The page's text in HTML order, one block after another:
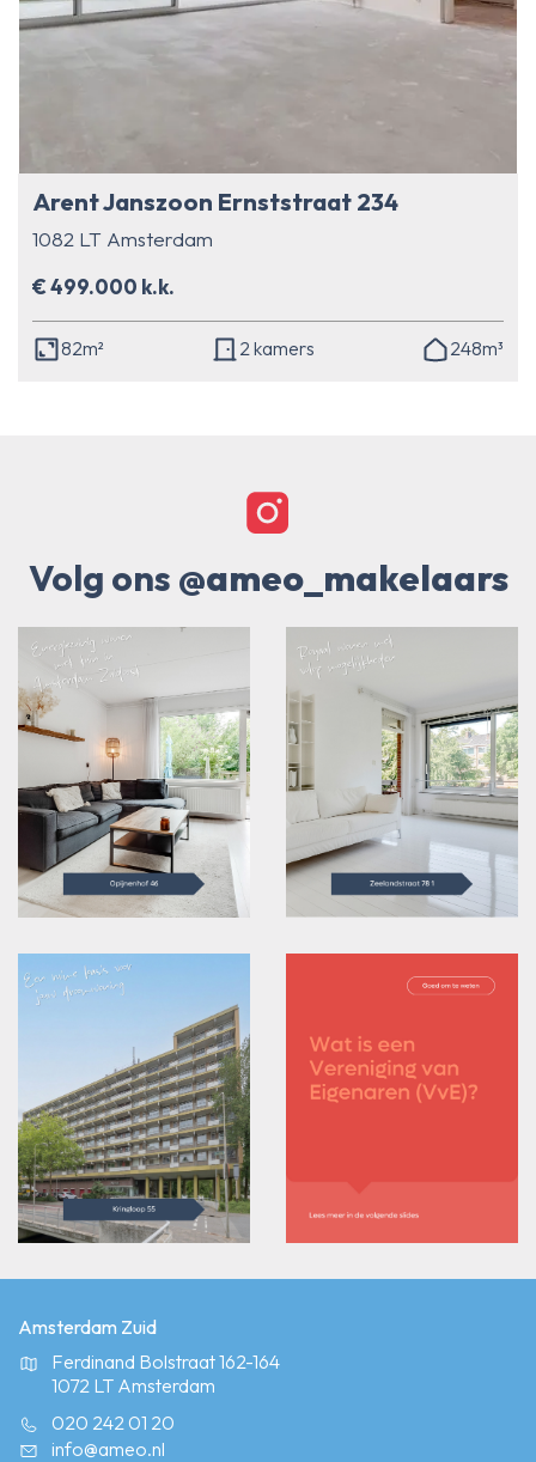
Arent Janszoon Ernststraat 234
1082 LT Amsterdam
€ 499.000 k.k.
82m² 2 kamers 248m³
Volg ons @ameo_makelaars
Amsterdam Zuid
Ferdinand Bolstraat 162-164
1072 LT Amsterdam
020 242 01 20
info@ameo.nl